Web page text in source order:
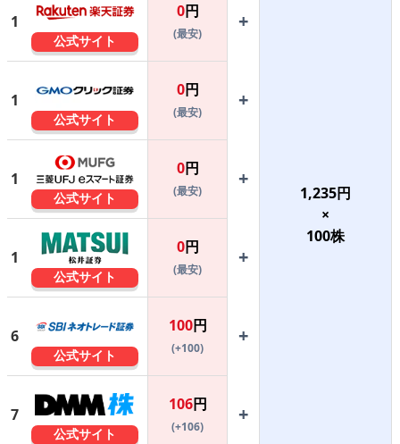
1,235円
×
100株
1
公式サイト
0円
(最安)
+
1
公式サイト
0円
(最安)
+
1
公式サイト
0円
(最安)
+
1
公式サイト
0円
(最安)
+
6
公式サイト
100円
(+100)
+
7
公式サイト
106円
(+106)
+